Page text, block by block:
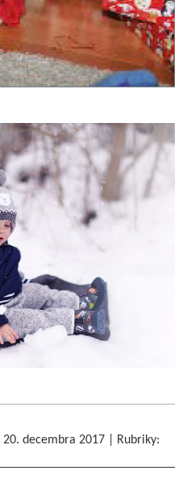
20. decembra 2017
Rubriky: